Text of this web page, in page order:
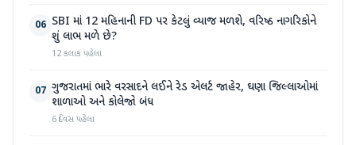
06 SBI માં 12 મહિનાની FD પર કેટલું વ્યાજ મળશે, વરિષ્ઠ નાગરિકોને
શું લાભ મળે છે?
12 કલાક પહેલા
07 ગુજરાતમાં ભારે વરસાદને લઈને રેડ એલર્ટ જાહેર, ઘણા જિલ્લાઓમાં
શાળાઓ અને કોલેજો બંધ
6 દિવસ પહેલા